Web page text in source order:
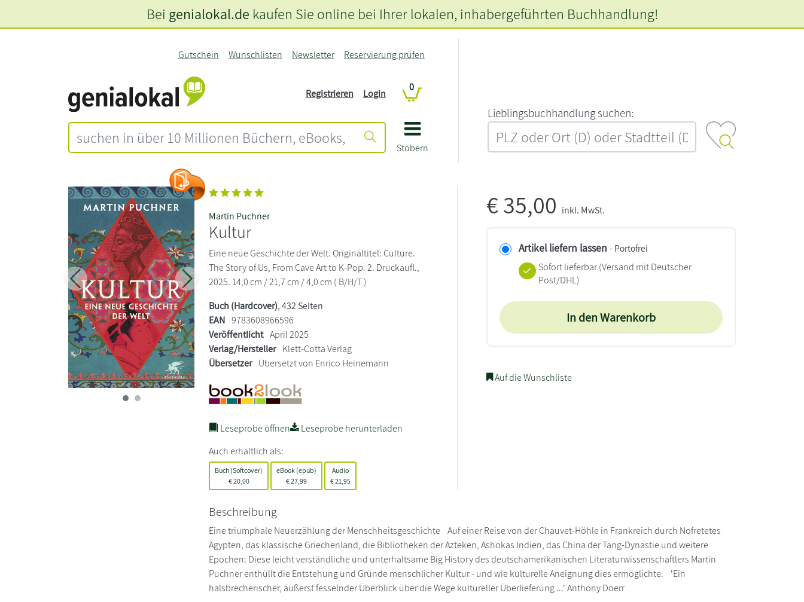
Stöbern
Gutschein Wunschlisten Newsletter Reservierung prüfen
Registrieren Login
0
L‍i‍e‍b‍l‍i‍n‍g‍s‍b‍u‍c‍h‍h‍a‍n‍d‍l‍u‍n‍g‍ ‍s‍u‍c‍h‍e‍n‍:‍
Bei genialokal.de kaufen Sie online bei Ihrer lokalen, inhabergeführten Buchhandlung!
Zurück Weiter
Martin Puchner
Kultur
Eine neue Geschichte der Welt. Originaltitel: Culture.
The Story of Us, From Cave Art to K-Pop. 2. Druckaufl.,
2025. 14,0 cm / 21,7 cm / 4,0 cm ( B/H/T )
Buch (Hardcover), 432 Seiten
EAN 9783608966596
Veröffentlicht April 2025
Verlag/Hersteller Klett-Cotta Verlag
Übersetzer Übersetzt von Enrico Heinemann
Leseprobe öffnen
Leseprobe herunterladen
Auch erhältlich als:
Buch (Softcover)
€20,00
eBook (epub)
€27,99
Audio
€21,95
€35,00 inkl. MwSt.
Artikel liefern lassen - Portofrei
Sofort lieferbar(Versand mit Deutscher
Post/DHL)
In den Warenkorb
Auf die Wunschliste
Beschreibung
Eine triumphale Neuerzählung der Menschheitsgeschichte Auf einer Reise von der Chauvet-Höhle in Frankreich durch Nofretetes
Ägypten, das klassische Griechenland, die Bibliotheken der Azteken, Ashokas Indien, das China der Tang-Dynastie und weitere
Epochen: Diese leicht verständliche und unterhaltsame Big History des deutschamerikanischen Literaturwissenschaftlers Martin
Puchner enthüllt die Entstehung und Gründe menschlicher Kultur - und wie kulturelle Aneignung dies ermöglichte. 'Ein
halsbrecherischer, äußerst fesselnder Überblick über die Wege kultureller Überlieferung ...' Anthony Doerr